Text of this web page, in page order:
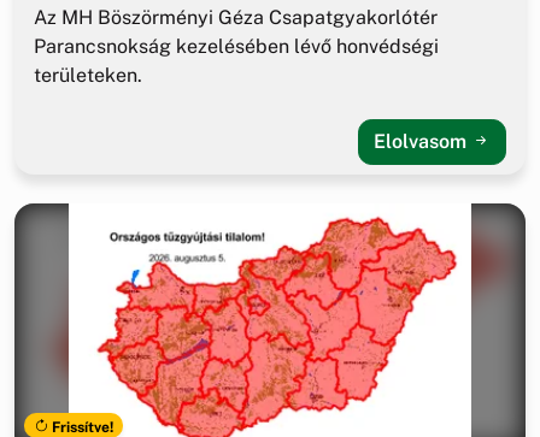
Az MH Böszörményi Géza Csapatgyakorlótér
Parancsnokság kezelésében lévő honvédségi
területeken.
Elolvasom
Frissítve!